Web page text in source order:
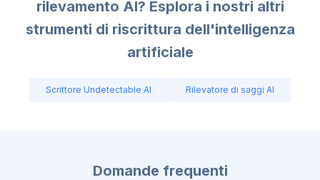
rilevamento AI? Esplora i nostri altri
strumenti di riscrittura dell'intelligenza
artificiale
Scrittore Undetectable AI Rilevatore di saggi AI
Domande frequenti